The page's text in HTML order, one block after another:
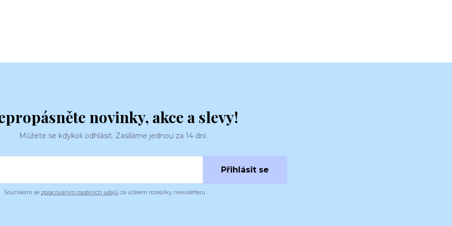
novinky, akce a slevy!
Můžete se kdykoli odhlásit. Zasíláme jednou za 14 dní.
Přihlásit se
Souhlasím se zpracováním osobních údajůza účelem rozesílky newsletteru.